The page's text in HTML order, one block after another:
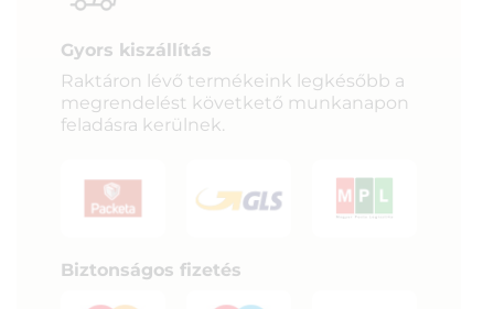
Gyors kiszállítás
Raktáron lévő termékeink legkésőbb a
megrendelést követkető munkanapon
feladásra kerülnek.
Biztonságos fizetés